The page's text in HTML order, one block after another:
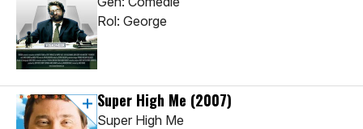
Rol: George
Super High Me (2007)
Super High Me